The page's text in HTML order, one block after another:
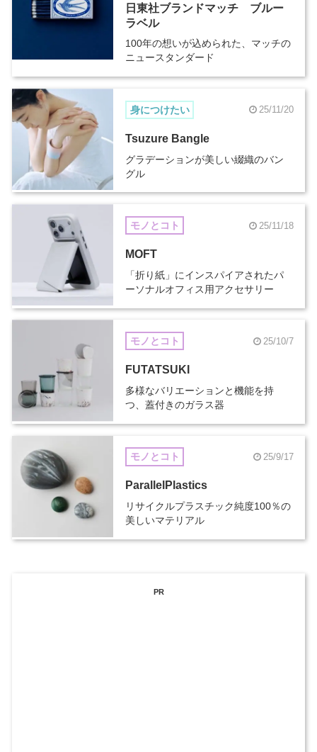
日東社ブランドマッチ ブルー
ラベル
100年の想いが込められた、マッチの
ニュースタンダード
身につけたい 25/11/20
Tsuzure Bangle
グラデーションが美しい綴織のバン
グル
モノとコト 25/11/18
MOFT
「折り紙」にインスパイアされたパ
ーソナルオフィス用アクセサリー
モノとコト 25/10/7
FUTATSUKI
多様なバリエーションと機能を持
つ、蓋付きのガラス器
モノとコト 25/9/17
ParallelPlastics
リサイクルプラスチック純度100％の
美しいマテリアル
PR